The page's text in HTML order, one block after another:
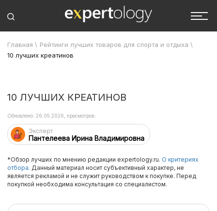
Главная \ Рейтинги лучших товаров для спорта и отдыха \
10 лучших креатинов
10 ЛУЧШИХ КРЕАТИНОВ
Эксперт
Пантелеева Ирина Владимировна
Обновлено: 26.05.2026, просмотров:
*Обзор лучших по мнению редакции expertology.ru. О критериях
отбора. Данный материал носит субъективный характер, не
является рекламой и не служит руководством к покупке. Перед
покупкой необходима консультация со специалистом.